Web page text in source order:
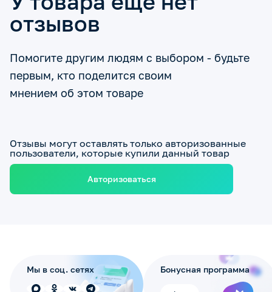
отзывов
Помогите другим людям с выбором - будьте
первым, кто поделится своим
мнением об этом товаре
Отзывы могут оставлять только авторизованные
пользователи, которые купили данный товар
Авторизоваться
Мы в соц. сетях Бонусная программа